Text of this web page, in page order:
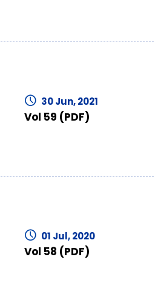
30 Jun, 2021
Vol 59 (PDF)
01 Jul, 2020
Vol 58 (PDF)